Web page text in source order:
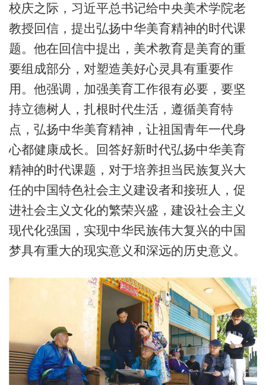
校庆之际，习近平总书记给中央美术学院老
教授回信，提出弘扬中华美育精神的时代课
题。他在回信中提出，美术教育是美育的重
要组成部分，对塑造美好心灵具有重要作
用。他强调，加强美育工作很有必要，要坚
持立德树人，扎根时代生活，遵循美育特
点，弘扬中华美育精神，让祖国青年一代身
心都健康成长。回答好新时代弘扬中华美育
精神的时代课题，对于培养担当民族复兴大
任的中国特色社会主义建设者和接班人，促
进社会主义文化的繁荣兴盛，建设社会主义
现代化强国，实现中华民族伟大复兴的中国
梦具有重大的现实意义和深远的历史意义。